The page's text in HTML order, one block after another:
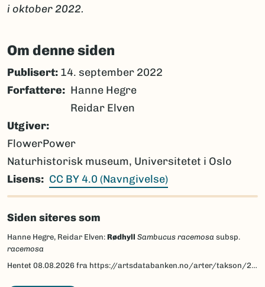
i oktober 2022.
Om denne siden
Publisert: 14. september 2022
Forfattere
Hanne Hegre
Reidar Elven
Utgiver
FlowerPower
Naturhistorisk museum, Universitetet i Oslo
Lisens
CC BY 4.0 (Navngivelse)
Siden siteres som
Hanne Hegre, Reidar Elven: Rødhyll Sambucus racemosa subsp.
racemosa
Hentet 08.08.2026 fra https://artsdatabanken.no/arter/takson/213195/beskrivelse